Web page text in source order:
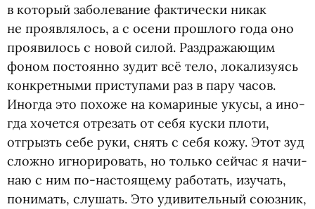
в кото­рый забо­ле­ва­ние фак­ти­че­ски никак
не про­яв­ля­лось, а с осени про­шлого года оно
про­яви­лось с новой силой. Раз­дра­жа­ю­щим
фоном посто­янно зудит всё тело, лока­ли­зу­ясь
кон­крет­ными при­сту­пами раз в пару часов.
Ино­гда это похоже на кома­ри­ные укусы, а ино­
гда хочется отре­зать от себя куски плоти,
отгрызть себе руки, снять с себя кожу. Этот зуд
сложно игно­ри­ро­вать, но только сей­час я начи­
наю с ним по-настоящему рабо­тать, изу­чать,
пони­мать, слу­шать. Это уди­ви­тель­ный союз­ник,